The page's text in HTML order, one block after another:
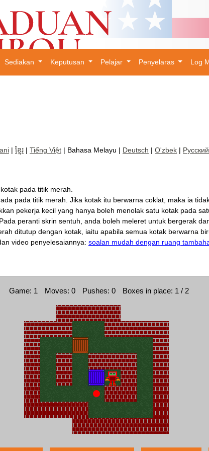
Sediakan Keputusan Pelajar Penyelaras Log
| ខ្មែរ | Tiếng Việt | Bahasa Melayu | Deutsch | O'zbek | Русский
pada titik merah.
pada titik merah. Jika kotak itu berwarna coklat, maka ia
pekerja kecil yang hanya boleh menolak satu kotak pada
peranti skrin sentuh, anda boleh meleret untuk bergerak
ditutup dengan kotak, iaitu apabila semua kotak berwarna
video penyelesaiannya: soalan mudah dengan ruang
Game: 1 Moves: 0 Pushes: 0 Boxes in place: 1 / 2